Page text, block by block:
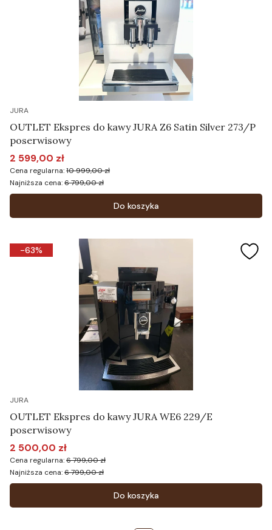
JURA
OUTLET Ekspres do kawy JURA Z6 Satin Silver 273/P
poserwisowy
Cena promocyjna
2 599,00 zł
Cena regularna:10 999,00 zł
Najniższa cena:6 799,00 zł
Do koszyka
-63%
JURA
OUTLET Ekspres do kawy JURA WE6 229/E
poserwisowy
Cena promocyjna
2 500,00 zł
Cena regularna:6 799,00 zł
Najniższa cena:6 799,00 zł
Do koszyka